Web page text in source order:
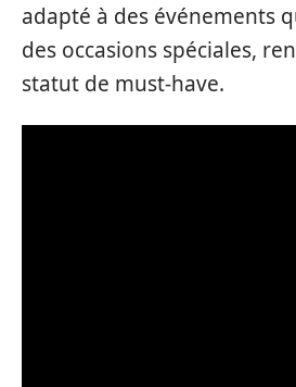
adapté à des événements
des occasions spéciales,
statut de must-have.